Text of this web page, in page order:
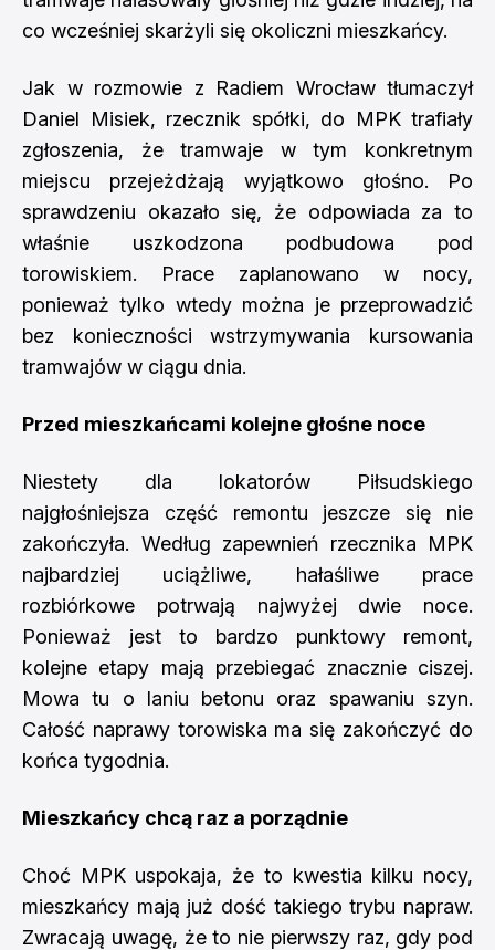
co wcześniej skarżyli się okoliczni mieszkańcy.
Jak w rozmowie z Radiem Wrocław tłumaczył
Daniel Misiek, rzecznik spółki, do MPK trafiały
zgłoszenia, że tramwaje w tym konkretnym
miejscu przejeżdżają wyjątkowo głośno. Po
sprawdzeniu okazało się, że odpowiada za to
właśnie uszkodzona podbudowa pod
torowiskiem. Prace zaplanowano w nocy,
ponieważ tylko wtedy można je przeprowadzić
bez konieczności wstrzymywania kursowania
tramwajów w ciągu dnia.
Przed mieszkańcami kolejne głośne noce
Niestety dla lokatorów Piłsudskiego
najgłośniejsza część remontu jeszcze się nie
zakończyła. Według zapewnień rzecznika MPK
najbardziej uciążliwe, hałaśliwe prace
rozbiórkowe potrwają najwyżej dwie noce.
Ponieważ jest to bardzo punktowy remont,
kolejne etapy mają przebiegać znacznie ciszej.
Mowa tu o laniu betonu oraz spawaniu szyn.
Całość naprawy torowiska ma się zakończyć do
końca tygodnia.
Mieszkańcy chcą raz a porządnie
Choć MPK uspokaja, że to kwestia kilku nocy,
mieszkańcy mają już dość takiego trybu napraw.
Zwracają uwagę, że to nie pierwszy raz, gdy pod